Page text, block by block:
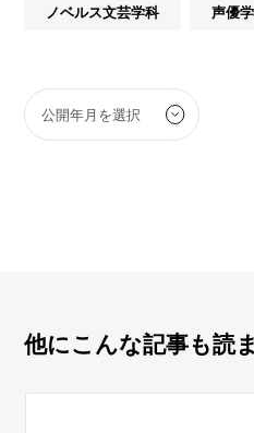
ノベルス文芸学科 声優
他にこんな記事も読